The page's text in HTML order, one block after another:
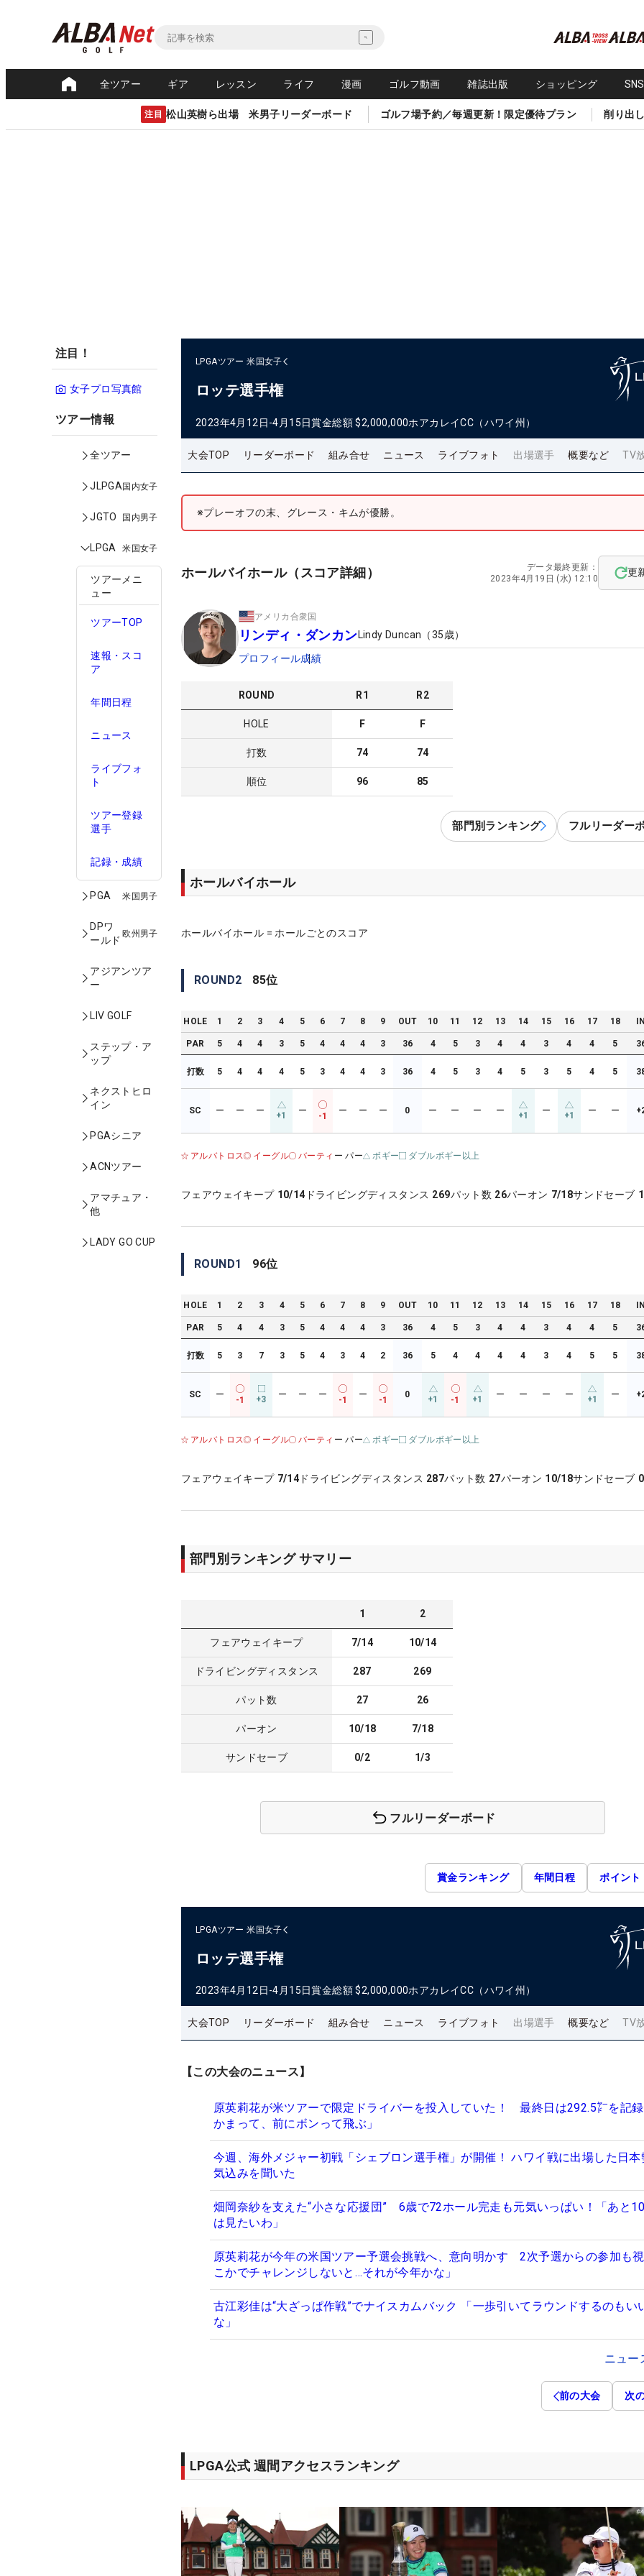
全ツアー ギア レッスン ライフ 漫画 ゴルフ動画 雑誌出版 ショッピング
注目 松山英樹ら出場 米男子リーダーボード ゴルフ場予約／毎週更新！限定優待プラン 削り出
注目！
女子プロ写真館
ツアー情報
全ツアー
JLPGA国内女子
JGTO 国内男子
LPGA 米国女子
ツアーメニ
ュー
ツアーTOP
速報・スコ
ア
年間日程
ニュース
ライブフォ
ト
ツアー登録
選手
記録・成績
PGA 米国男子
DPワ
ールド
欧州男子
アジアンツア
ー
LIV GOLF
ステップ・ア
ップ
ネクストヒロ
イン
PGAシニア
ACNツアー
アマチュア・
他
LADY GO CUP
LPGAツアー 米国女子
ロッテ選手権
2023年4月12日-4月15日賞金総額 $2,000,000ホアカレイCC（ハワイ州）
大会TOP リーダーボード 組み合せ ニュース ライブフォト 出場選手 概要など TV
※プレーオフの末、グレース・キムが優勝。
ホールバイホール（スコア詳細）
データ最終更新：
2023年4月19日 (水) 12:10
更
アメリカ合衆国
リンディ・ダンカンLindy Duncan （35歳）
プロフィール成績
ROUND R1 R2
HOLE F F
打数 74 74
順位 96 85
部門別ランキング フルリーダー
ホールバイホール
ホールバイホール = ホールごとのスコア
ROUND2 85位
HOLE 1 2 3 4 5 6 7 8 9 OUT 10 11 12 13 14 15 16 17 18
PAR 5 4 4 3 5 4 4 4 3 36 4 5 3 4 4 3 4 4 5
打数 5 4 4 4 5 3 4 4 3 36 4 5 3 4 5 3 5 4 5
SC ー ー ー +1 ー
-1
ー ー ー 0 ー ー ー ー +1 ー +1 ー ー
アルバトロス イーグル バーティ ー パー ボギー ダブルボギー以上
フェアウェイキープ 10/14 ドライビングディスタンス 269パット数 26パーオン 7/18サンドセーブ
ROUND1 96位
HOLE 1 2 3 4 5 6 7 8 9 OUT 10 11 12 13 14 15 16 17 18
PAR 5 4 4 3 5 4 4 4 3 36 4 5 3 4 4 3 4 4 5
打数 5 3 7 3 5 4 3 4 2 36 5 4 4 4 4 3 4 5 5
SC ー
-1 +3 ー ー ー
-1
ー
-1
0 +1 -1 +1 ー ー ー ー +1 ー
アルバトロス イーグル バーティ ー パー ボギー ダブルボギー以上
フェアウェイキープ 7/14 ドライビングディスタンス 287パット数 27パーオン 10/18サンドセーブ
部門別ランキング サマリー
1 2
フェアウェイキープ 7/14 10/14
ドライビングディスタンス 287 269
パット数 27 26
パーオン 10/18 7/18
サンドセーブ 0/2 1/3
フルリーダーボード
賞金ランキング 年間日程 ポイント
LPGAツアー 米国女子
ロッテ選手権
2023年4月12日-4月15日賞金総額 $2,000,000ホアカレイCC（ハワイ州）
大会TOP リーダーボード 組み合せ ニュース ライブフォト 出場選手 概要など TV
【この大会のニュース】
原英莉花が米ツアーで限定ドライバーを投入していた！ 最終日は292.5㍎を記
かまって、前にボンって飛ぶ」
今週、海外メジャー初戦「シェブロン選手権」が開催！ ハワイ戦に出場した日本
気込みを聞いた
畑岡奈紗を支えた“小さな応援団” 6歳で72ホール完走も元気いっぱい！「あと
は見たいわ」
原英莉花が今年の米国ツアー予選会挑戦へ、意向明かす 2次予選からの参加も
こかでチャレンジしないと…それが今年かな」
古江彩佳は“大ざっぱ作戦”でナイスカムバック 「一歩引いてラウンドするのもい
な」
ニュー
前の大会 次
LPGA公式 週間アクセスランキング